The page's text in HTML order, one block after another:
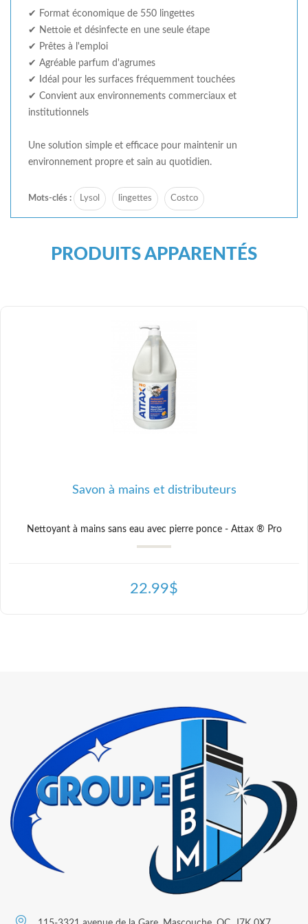
✔ Format économique de 550 lingettes
✔ Nettoie et désinfecte en une seule étape
✔ Prêtes à l'emploi
✔ Agréable parfum d'agrumes
✔ Idéal pour les surfaces fréquemment touchées
✔ Convient aux environnements commerciaux et
institutionnels
Une solution simple et efficace pour maintenir un
environnement propre et sain au quotidien.
Mots-clés : Lysol lingettes Costco
PRODUITS APPARENTÉS
Savon à mains et distributeurs
à mains sans eau avec pierre ponce - Attax ® Pro
22.99$